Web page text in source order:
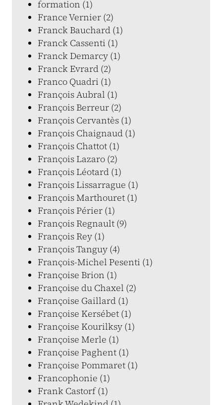
formation (1)
France Vernier (2)
Franck Bauchard (1)
Franck Cassenti (1)
Franck Demarcy (1)
Franck Evrard (2)
Franco Quadri (1)
François Aubral (1)
François Berreur (2)
François Cervantès (1)
François Chaignaud (1)
François Chattot (1)
François Lazaro (2)
François Léotard (1)
François Lissarrague (1)
François Marthouret (1)
François Périer (1)
François Regnault (9)
François Rey (1)
François Tanguy (4)
François-Michel Pesenti (1)
Françoise Brion (1)
Françoise du Chaxel (2)
Françoise Gaillard (1)
Françoise Kersébet (1)
Françoise Kourilksy (1)
Françoise Merle (1)
Françoise Paghent (1)
Françoise Pommaret (1)
Francophonie (1)
Frank Castorf (1)